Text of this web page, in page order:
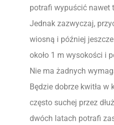
potrafi wypuścić nawet
Jednak zazwyczaj,
wiosną i później
około 1 m wysokości i
Nie ma żadnych
Będzie dobrze kwitła w
często suchej przez
dwóch latach potrafi